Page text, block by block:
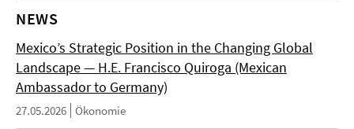
NEWS
Mexico’s Strategic Position in the Changing Global
Landscape — H.E. Francisco Quiroga (Mexican
Ambassador to Germany)
27.05.2026 Ökonomie